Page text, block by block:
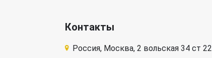
Контакты
Россия, Москва, 2 вольская 34 ст 22